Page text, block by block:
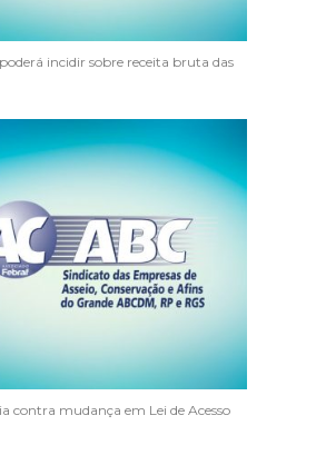
incidir sobre receita bruta das
contra mudança em Lei de Acesso